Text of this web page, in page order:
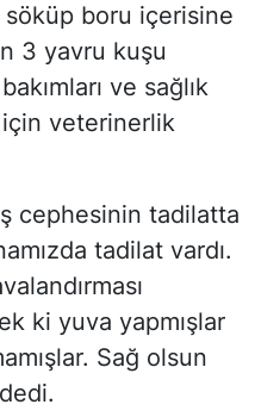
söküp boru içerisine
3 yavru kuşu
ve sağlık
için veterinerlik
cephesinin tadilatta
tadilat vardı.
ki yuva yapmışlar
Sağ olsun